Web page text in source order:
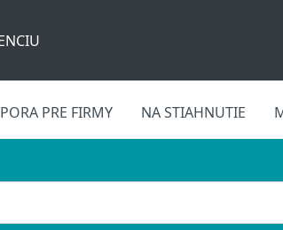
PRE FIRMY NA STIAHNUTIE